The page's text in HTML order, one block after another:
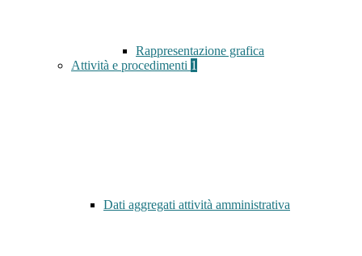
Rappresentazione grafica
Attività e procedimenti 1
Dati aggregati attività amministrativa